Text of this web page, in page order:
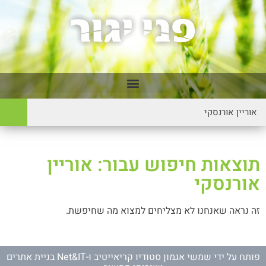
תוצאות חיפוש עבור: אוריין
אורנסקי
זה נראה שאנחנו לא מצליחים למצוא מה שחיפשת.
פותח על ידי שמשי אגמון סטודיו קריאייטיב ו- Net&IT בניית אתרים